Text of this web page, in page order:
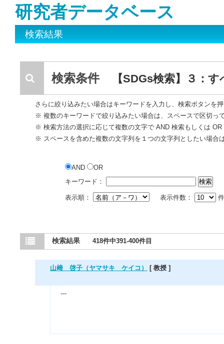
研究者データベース
検索結果
検索条件 【SDGs検索】３：
さらに絞り込みたい場合はキーワードを入力し、検索ボタンを
※ 複数のキーワードで絞り込みたい場合は、スペースで区切っ
※ 検索方法の選択に応じて複数の文字で AND 検索もしくは
※ スペースを含めた複数の文字列を１つの文字列としたい場合
AND
OR
キーワード：
表示順： 表示件数：
検索結果 418件中391-400件目
山﨑 啓子（ヤマサキ ケイコ） [ 教授 ]
---